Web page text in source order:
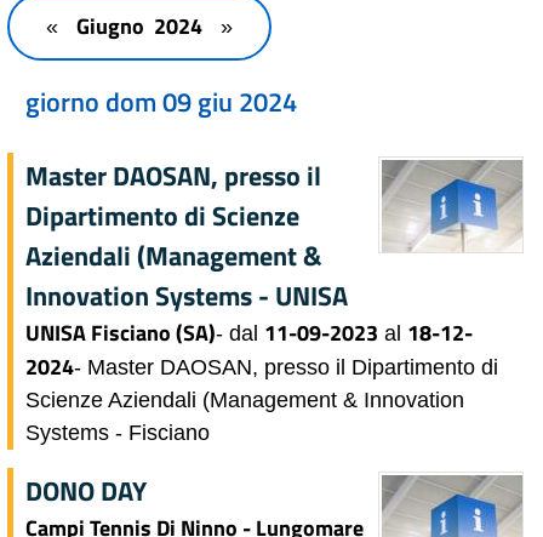
« Giugno 2024 »
giorno dom 09 giu 2024
Master DAOSAN, presso il
Dipartimento di Scienze
Aziendali (Management &
Innovation Systems - UNISA
UNISA Fisciano (SA)- dal 11-09-2023 al 18-12-
2024- Master DAOSAN, presso il Dipartimento di
Scienze Aziendali (Management & Innovation
Systems - Fisciano
DONO DAY
Campi Tennis Di Ninno - Lungomare